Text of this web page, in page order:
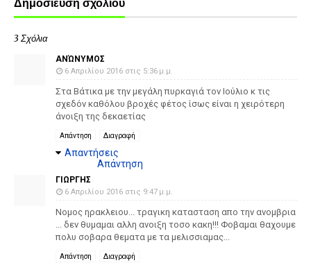
3 Σχόλια
ΑΝΏΝΥΜΟΣ
6 Απριλίου 2016 στις 5:36 μ.μ.
Στα Βάτικα με την μεγάλη πυρκαγιά τον Ιούλιο κ τις
σχεδόν καθόλου βροχές φέτος ίσως είναι η χειρότερη
άνοιξη της δεκαετίας
Απάντηση Διαγραφή
Απαντήσεις
Απάντηση
ΓΙΩΡΓΗΣ
6 Απριλίου 2016 στις 9:47 μ.μ.
Νομος ηρακλειου... τραγικη κατασταση απο την ανομβρια
... δεν θυμαμαι αλλη ανοιξη τοσο κακη!!! Φοβαμαι θαχουμε
πολυ σοβαρα θεματα με τα μελισσιαμας...
Απάντηση Διαγραφή